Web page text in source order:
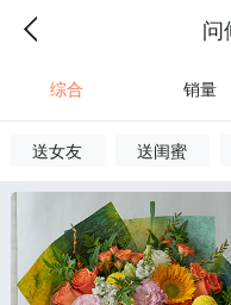
问
综合 销量
送女友 送闺蜜